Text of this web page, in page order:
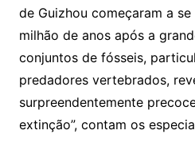
de Guizhou começaram a
milhão de anos após a
conjuntos de fósseis,
predadores vertebrados,
surpreendentemente
extinção”, contam os